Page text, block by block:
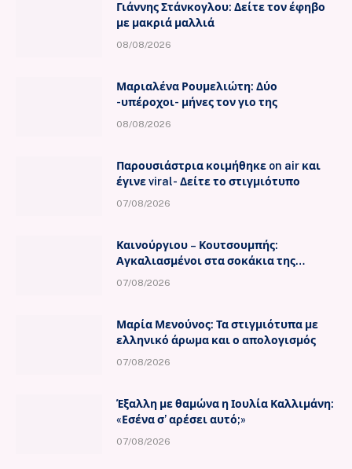
Γιάννης Στάνκογλου: Δείτε τον έφηβο
με μακριά μαλλιά
08/08/2026
Μαριαλένα Ρουμελιώτη: Δύο
-υπέροχοι- μήνες τον γιο της
08/08/2026
Παρουσιάστρια κοιμήθηκε on air και
έγινε viral- Δείτε το στιγμιότυπο
07/08/2026
Καινούργιου – Κουτσουμπής:
Αγκαλιασμένοι στα σοκάκια της
07/08/2026
Μαρία Μενούνος: Τα στιγμιότυπα με
ελληνικό άρωμα και ο απολογισμός
07/08/2026
Έξαλλη με θαμώνα η Ιουλία Καλλιμάνη:
«Εσένα σ’ αρέσει αυτό;»
07/08/2026